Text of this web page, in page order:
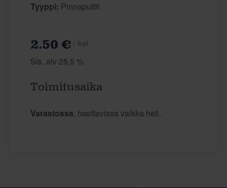
Tyyppi: Pinnapultit
2.50 €
Sis. alv 25,5 %
Toimitusaika
Varastossa, haettavissa vaikka heti.